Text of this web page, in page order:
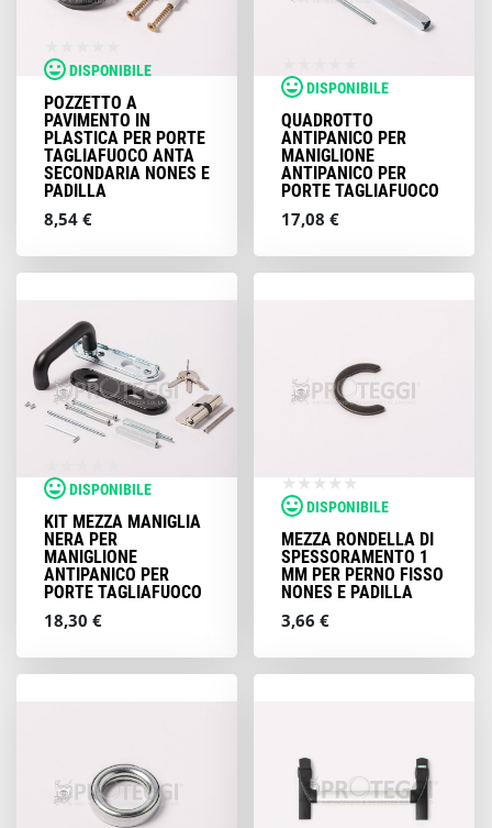
DISPONIBILE
POZZETTO A
PAVIMENTO IN
PLASTICA PER PORTE
TAGLIAFUOCO ANTA
SECONDARIA NONES E
PADILLA
8,54 €
DISPONIBILE
QUADROTTO
ANTIPANICO PER
MANIGLIONE
ANTIPANICO PER
PORTE TAGLIAFUOCO
17,08 €
DISPONIBILE
KIT MEZZA MANIGLIA
NERA PER
MANIGLIONE
ANTIPANICO PER
PORTE TAGLIAFUOCO
18,30 €
DISPONIBILE
MEZZA RONDELLA DI
SPESSORAMENTO 1
MM PER PERNO FISSO
NONES E PADILLA
3,66 €